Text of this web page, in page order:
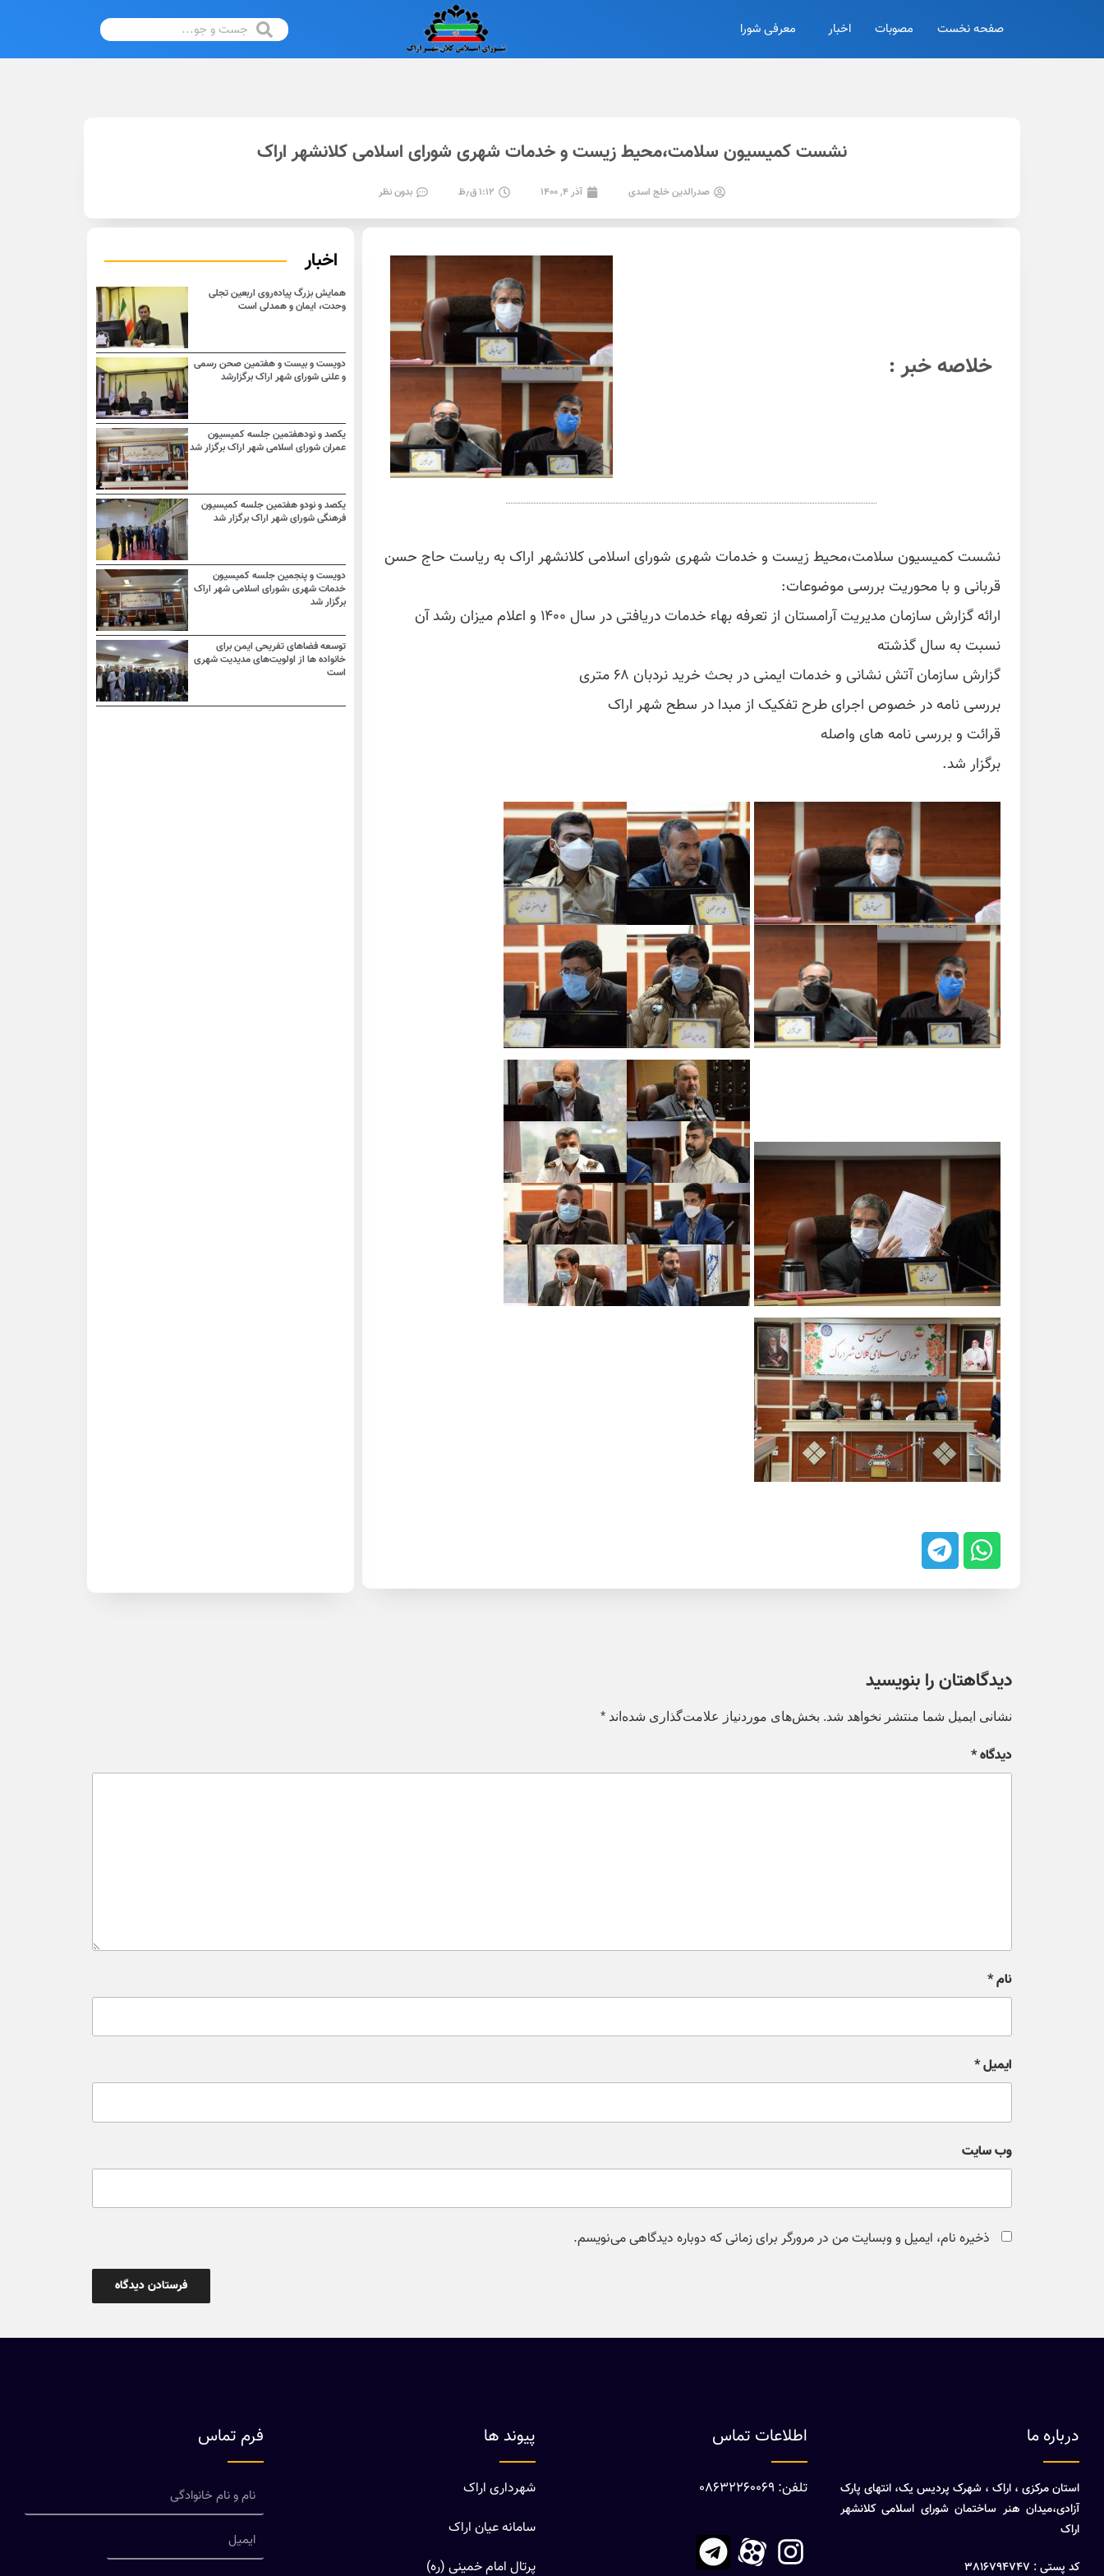
صفحه نخست مصوبات اخبار معرفی شورا
نشست کمیسیون سلامت،محیط زیست و خدمات شهری شورای اسلامی کلانشهر اراک
صدرالدین خلج اسدی آذر ۴, ۱۴۰۰ ۱:۱۲ ق٫ظ بدون نظر
خلاصه خبر :
نشست کمیسیون سلامت،محیط زیست و خدمات شهری شورای اسلامی کلانشهر اراک به ریاست حاج حسن
قربانی و با محوریت بررسی موضوعات:
ارائه گزارش سازمان مدیریت آرامستان از تعرفه بهاء خدمات دریافتی در سال ۱۴۰۰ و اعلام میزان رشد آن
نسبت به سال گذشته
گزارش سازمان آتش نشانی و خدمات ایمنی در بحث خرید نردبان ۶۸ متری
بررسی نامه در خصوص اجرای طرح تفکیک از مبدا در سطح شهر اراک
قرائت و بررسی نامه های واصله
برگزار شد.
اخبار
همایش بزرگ پیاده‌روی اربعین تجلی
وحدت، ایمان و همدلی است
دویست و بیست و هفتمین صحن رسمی
و علنی شورای شهر اراک برگزارشد
یکصد و نودهفتمین جلسه کمیسیون
عمران شورای اسلامی شهر اراک برگزار شد
یکصد و نودو هفتمین جلسه کمیسیون
فرهنگی شورای شهر اراک برگزار شد
دویست و پنجمین جلسه کمیسیون
خدمات شهری ،شورای اسلامی شهر اراک
برگزار شد
توسعه فضاهای تفریحی ایمن برای
خانواده ها از اولویت‌های مدیدیت شهری
است
دیدگاهتان را بنویسید
نشانی ایمیل شما منتشر نخواهد شد. بخش‌های موردنیاز علامت‌گذاری شده‌اند *
دیدگاه*
نام*
ایمیل*
وب‌ سایت
ذخیره نام، ایمیل و وبسایت من در مرورگر برای زمانی که دوباره دیدگاهی می‌نویسم.
درباره ما
استان مرکزی ، اراک ، شهرک پردیس یک، انتهای پارک
آزادی،میدان هنر ساختمان شورای اسلامی کلانشهر
اراک
کد پستی : 3816794747
اطلاعات تماس
تلفن: 08632260069
پیوند ها
شهرداری اراک
سامانه عیان اراک
پرتال امام خمینی (ره)
فرم تماس